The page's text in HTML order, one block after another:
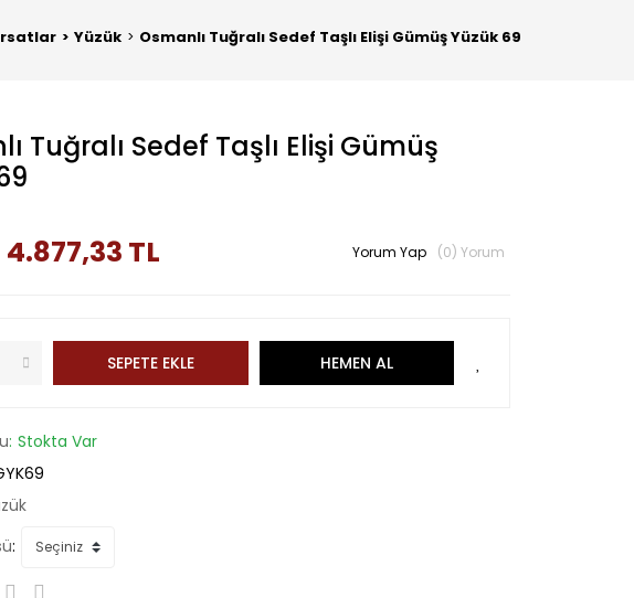
Yüzük Osmanlı Tuğralı Sedef Taşlı Elişi Gümüş Yüzük 69
Tuğralı Sedef Taşlı Elişi Gümüş
4.877,33 TL Yorum Yap (0) Yorum
SEPETE EKLE HEMEN AL
Stokta Var